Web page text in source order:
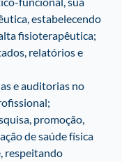
estabelecendo
fisioterapêutica;
relatórios e
e auditorias no
promoção,
de saúde física
respeitando